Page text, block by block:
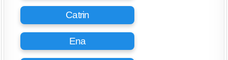
Catrin
Ena